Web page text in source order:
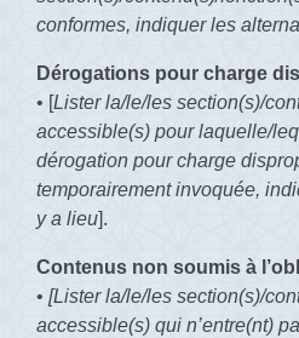
conformes, indiquer les
Dérogations pour charge
• [Lister la/le/les section(s)/
accessible(s) pour laquelle/
dérogation pour charge
temporairement invoquée,
y a lieu].
Contenus non soumis à
• [Lister la/le/les section(s)/
accessible(s) qui n’entre(nt)